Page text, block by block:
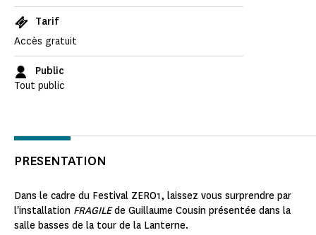
Tarif
Accès gratuit
Public
Tout public
PRESENTATION
Dans le cadre du Festival ZERO1, laissez vous surprendre par
l'installation FRAGILEde Guillaume Cousin présentée dans la
salle basses de la tour de la Lanterne.